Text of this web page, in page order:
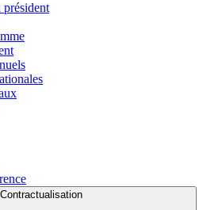
Contractualisation